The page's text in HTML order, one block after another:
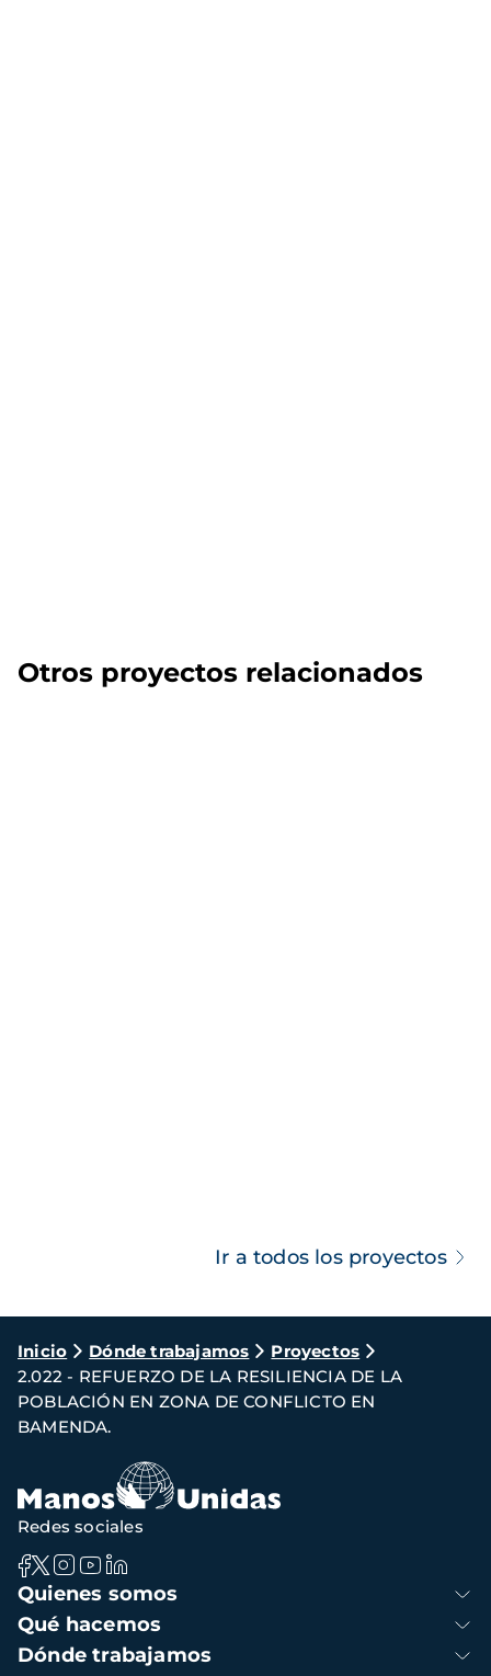
Otros proyectos relacionados
Ir a todos los proyectos
Ruta
de
navegación
Inicio Dónde trabajamos
Proyectos
2.022 - REFUERZO DE LA RESILIENCIA DE LA
POBLACIÓN EN ZONA DE CONFLICTO EN
BAMENDA.
Navegación
principal
Quienes somos
Qué hacemos
Dónde trabajamos
Redes sociales